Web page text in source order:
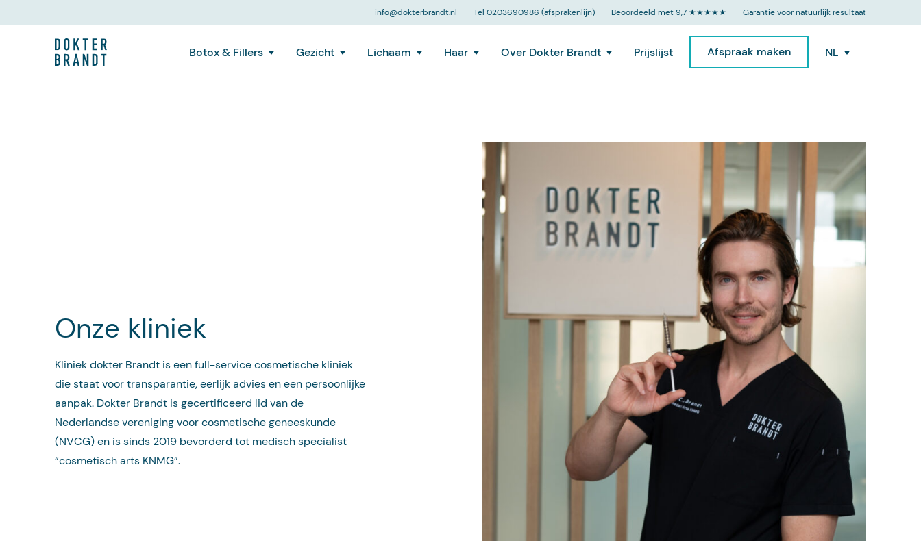
info@dokterbrandt.nl Tel 0203690986 (afsprakenlijn) Beoordeeld met 9,7 ★★★★★ Garantie voor natuurlijk resultaat
Botox & Fillers Gezicht Lichaam Haar Over Dokter Brandt Prijslijst Afspraak maken NL
Onze kliniek
Kliniek dokter Brandt is een full-service cosmetische kliniek
die staat voor transparantie, eerlijk advies en een persoonlijke
aanpak. Dokter Brandt is gecertificeerd lid van de
Nederlandse vereniging voor cosmetische geneeskunde
(NVCG) en is sinds 2019 bevorderd tot medisch specialist
“cosmetisch arts KNMG”.